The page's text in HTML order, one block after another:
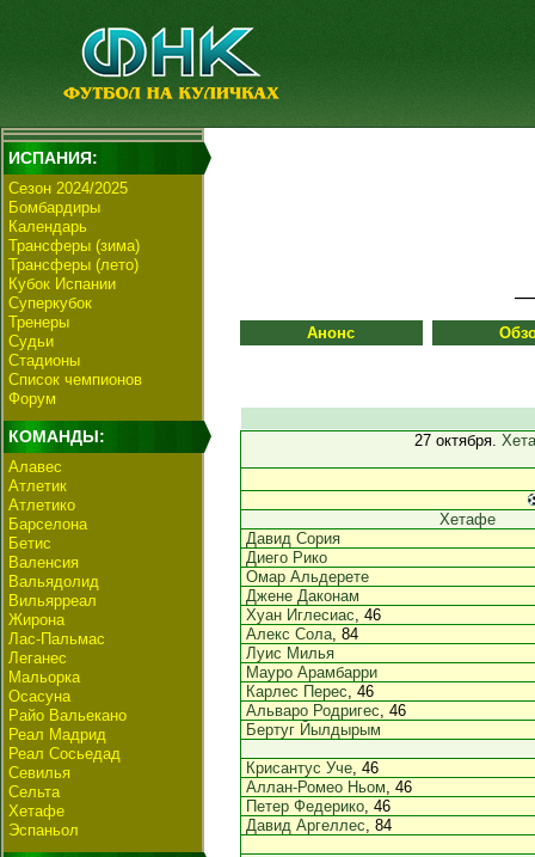
ИСПАНИЯ:
Сезон 2024/2025
Бомбардиры
Календарь
Трансферы (зима)
Трансферы (лето)
Кубок Испании
Суперкубок
Тренеры
Судьи
Стадионы
Список чемпионов
Форум
КОМАНДЫ:
Алавес
Атлетик
Атлетико
Барселона
Бетис
Валенсия
Вальядолид
Вильярреал
Жирона
Лас-Пальмас
Леганес
Мальорка
Осасуна
Райо Вальекано
Реал Мадрид
Реал Сосьедад
Севилья
Сельта
Хетафе
Эспаньол
Анонс
27 октября.
Хетафе
Давид Сория
Диего Рико
Омар Альдерете
Джене Даконам
Хуан Иглесиас, 46
Алекс Сола, 84
Луис Милья
Мауро Арамбарри
Карлес Перес, 46
Альваро Родригес, 46
Бертуг Йылдырым
Крисантус Уче, 46
Аллан-Ромео Ньом, 46
Петер Федерико, 46
Давид Аргеллес, 84